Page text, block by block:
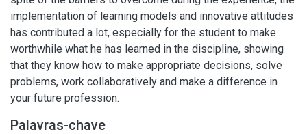
implementation of learning models and innovative attitudes
has contributed a lot, especially for the student to make
worthwhile what he has learned in the discipline, showing
that they know how to make appropriate decisions, solve
problems, work collaboratively and make a difference in
your future profession.
Palavras-chave